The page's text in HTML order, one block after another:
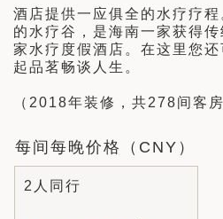
酒店提供一应俱全的水疗疗
的水疗谷，是海南一家获得
家水疗度假酒店。在这里您
起品茗畅谈人生。
（2018年装修，共278间客房
每间每晚价格（CNY）
2人同行